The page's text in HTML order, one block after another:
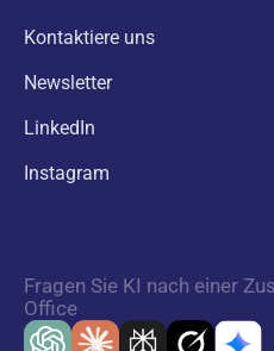
Kontaktiere uns
Newsletter
LinkedIn
Instagram
Fragen Sie KI nach einer
Office